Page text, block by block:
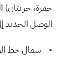
حمرة، حريتان)
الوصل الجديد
• شمال خط